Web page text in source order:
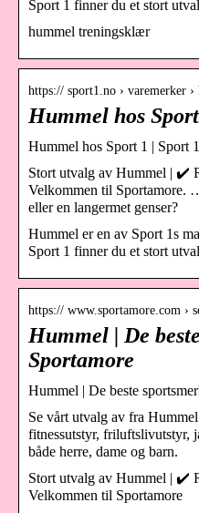
Sport 1 finner du et stort
hummel treningsklær
https:// sport1.no › varemerker ›
Hummel hos
Hummel hos Sport 1 | Sport
Stort utvalg av Hummel | ✔️
Velkommen til Sportamore.
eller en langermet genser?
Hummel er en av Sport 1s
Sport 1 finner du et stort
https:// www.sportamore.com ›
Hummel | De
Sportamore
Hummel | De beste
Se vårt utvalg av fra
fitnessutstyr, friluftslivutstyr,
både herre, dame og barn.
Stort utvalg av Hummel | ✔️
Velkommen til Sportamore